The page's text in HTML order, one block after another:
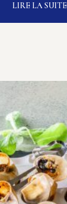
LIRE LA SUITE